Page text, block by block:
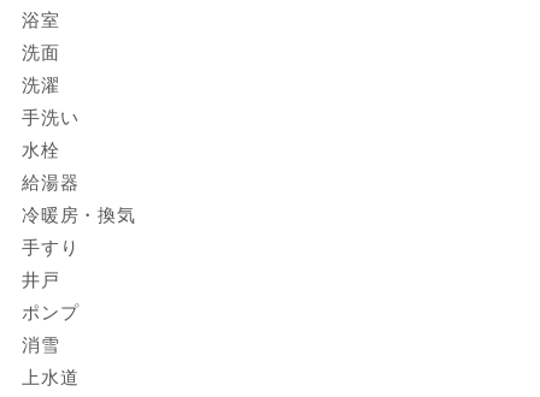
浴室
洗面
洗濯
手洗い
水栓
給湯器
冷暖房・換気
手すり
井戸
ポンプ
消雪
上水道